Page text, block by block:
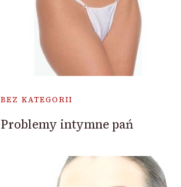
BEZ KATEGORII
Problemy intymne pań